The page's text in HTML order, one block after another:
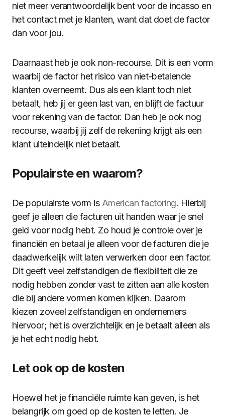
niet meer verantwoordelijk bent voor de incasso en
het contact met je klanten, want dat doet de factor
dan voor jou.
Daarnaast heb je ook non-recourse. Dit is een vorm
waarbij de factor het risico van niet-betalende
klanten overneemt. Dus als een klant toch niet
betaalt, heb jij er geen last van, en blijft de factuur
voor rekening van de factor. Dan heb je ook nog
recourse, waarbij jij zelf de rekening krijgt als een
klant uiteindelijk niet betaalt.
Populairste en waarom?
De populairste vorm is American factoring. Hierbij
geef je alleen die facturen uit handen waar je snel
geld voor nodig hebt. Zo houd je controle over je
financiën en betaal je alleen voor de facturen die je
daadwerkelijk wilt laten verwerken door een factor.
Dit geeft veel zelfstandigen de flexibiliteit die ze
nodig hebben zonder vast te zitten aan alle kosten
die bij andere vormen komen kijken. Daarom
kiezen zoveel zelfstandigen en ondernemers
hiervoor; het is overzichtelijk en je betaalt alleen als
je het echt nodig hebt.
Let ook op de kosten
Hoewel het je financiële ruimte kan geven, is het
belangrijk om goed op de kosten te letten. Je